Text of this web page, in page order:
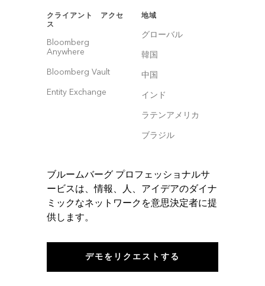
クライアント アクセ
ス
Bloomberg
Anywhere
Bloomberg Vault
Entity Exchange
地域
グローバル
韓国
中国
インド
ラテンアメリカ
ブラジル
ブルームバーグ プロフェッショナルサ
ービスは、情報、人、アイデアのダイナ
ミックなネットワークを意思決定者に提
供します。
デモをリクエストする